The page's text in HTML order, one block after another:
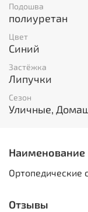
Подошва
полиуретан
Цвет
Синий
Застёжка
Липучки
Сезон
Уличные,
Наименование
Ортопедические
Отзывы